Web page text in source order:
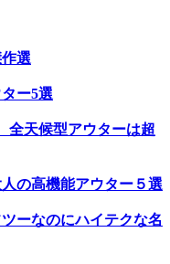
選
ー5選
全天候型アウターは超
の高機能アウター５選
ーなのにハイテクな名